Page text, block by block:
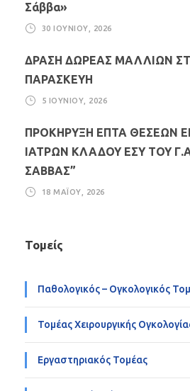
Σάββα»
30 ΙΟΥΝΊΟΥ, 2026
ΔΡΑΣΗ ΔΩΡΕΑΣ ΜΑΛΛΙΩΝ
ΠΑΡΑΣΚΕΥΗ
5 ΙΟΥΝΊΟΥ, 2026
ΠΡΟΚΗΡΥΞΗ ΕΠΤΑ ΘΕΣΕΩΝ
ΙΑΤΡΩΝ ΚΛΑΔΟΥ ΕΣΥ ΤΟΥ
ΣΑΒΒΑΣ”
18 ΜΑΪ́ΟΥ, 2026
Τομείς
Παθολογικός – Ογκολογικός
Τομέας Χειρουργικής
Εργαστηριακός Τομέας